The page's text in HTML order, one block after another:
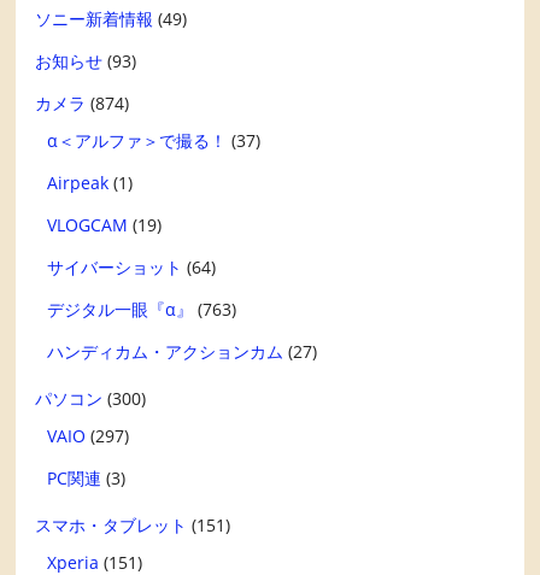
ソニー新着情報 (49)
お知らせ (93)
カメラ (874)
α＜アルファ＞で撮る！ (37)
Airpeak (1)
VLOGCAM (19)
サイバーショット (64)
デジタル一眼『α』
(763)
ハンディカム・アクションカム (27)
パソコン (300)
VAIO (297)
PC関連 (3)
スマホ・タブレット (151)
Xperia (151)